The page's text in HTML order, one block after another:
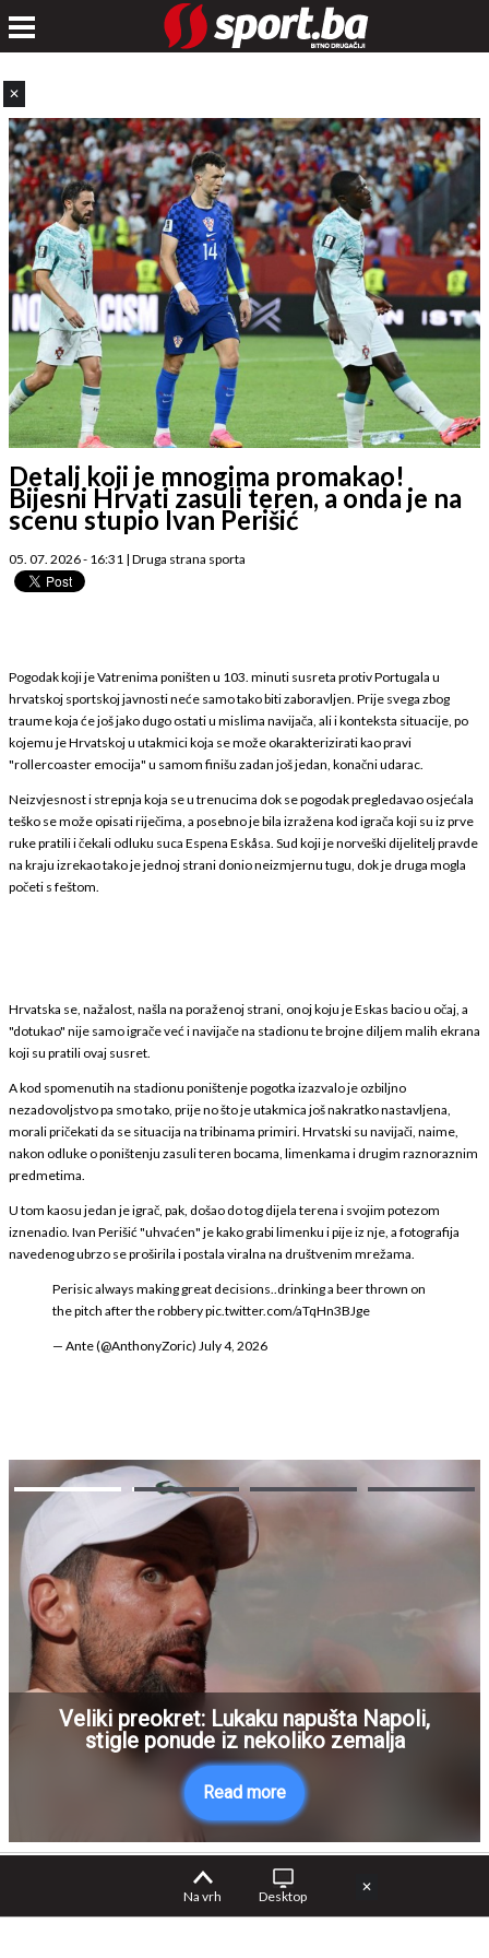
✕
Detalj koji je mnogima promakao!
Bijesni Hrvati zasuli teren, a onda je na
scenu stupio Ivan Perišić
05. 07. 2026 - 16:31 | Druga strana sporta
Pogodak koji je Vatrenima poništen u 103. minuti susreta protiv Portugala u
hrvatskoj sportskoj javnosti neće samo tako biti zaboravljen. Prije svega zbog
traume koja će još jako dugo ostati u mislima navijača, ali i konteksta situacije, po
kojemu je Hrvatskoj u utakmici koja se može okarakterizirati kao pravi
"rollercoaster emocija" u samom finišu zadan još jedan, konačni udarac.
Neizvjesnost i strepnja koja se u trenucima dok se pogodak pregledavao osjećala
teško se može opisati riječima, a posebno je bila izražena kod igrača koji su iz prve
ruke pratili i čekali odluku suca Espena Eskåsa. Sud koji je norveški dijelitelj pravde
na kraju izrekao tako je jednoj strani donio neizmjernu tugu, dok je druga mogla
početi s feštom.
Hrvatska se, nažalost, našla na poraženoj strani, onoj koju je Eskas bacio u očaj, a
"dotukao" nije samo igrače već i navijače na stadionu te brojne diljem malih ekrana
koji su pratili ovaj susret.
A kod spomenutih na stadionu poništenje pogotka izazvalo je ozbiljno
nezadovoljstvo pa smo tako, prije no što je utakmica još nakratko nastavljena,
morali pričekati da se situacija na tribinama primiri. Hrvatski su navijači, naime,
nakon odluke o poništenju zasuli teren bocama, limenkama i drugim raznoraznim
predmetima.
U tom kaosu jedan je igrač, pak, došao do tog dijela terena i svojim potezom
iznenadio. Ivan Perišić "uhvaćen" je kako grabi limenku i pije iz nje, a fotografija
navedenog ubrzo se proširila i postala viralna na društvenim mrežama.
Perisic always making great decisions..drinking a beer thrown on
the pitch after the robberypic.twitter.com/aTqHn3BJge
— Ante (@AnthonyZoric) July 4, 2026
Veliki preokret: Lukaku napušta Napoli,
stigle ponude iz nekoliko zemalja
Read more
Na vrh Desktop
✕